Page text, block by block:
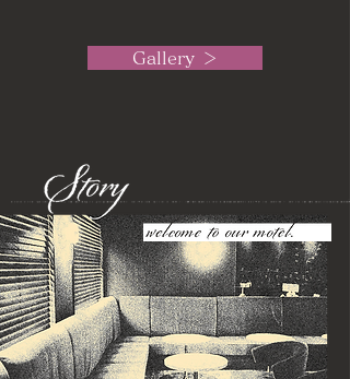
Gallery ＞